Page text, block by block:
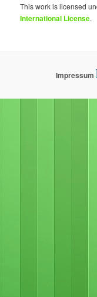
This work is licensed
International License.
Impressum